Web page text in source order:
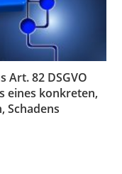
Art. 82 DSGVO
eines konkreten,
Schadens